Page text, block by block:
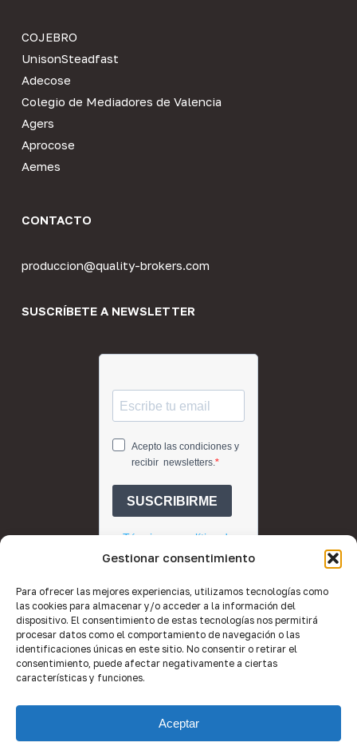
Gestionar consentimiento
Para ofrecer las mejores experiencias, utilizamos tecnologías como
las cookies para almacenar y/o acceder a la información del
dispositivo. El consentimiento de estas tecnologías nos permitirá
procesar datos como el comportamiento de navegación o las
identificaciones únicas en este sitio. No consentir o retirar el
consentimiento, puede afectar negativamente a ciertas
características y funciones.
Aceptar
COJEBRO
UnisonSteadfast
Adecose
Colegio de Mediadores de Valencia
Agers
Aprocose
Aemes
CONTACTO
produccion@quality-brokers.com
SUSCRÍBETE A NEWSLETTER
© 2026 Quality Brokers Valencia.